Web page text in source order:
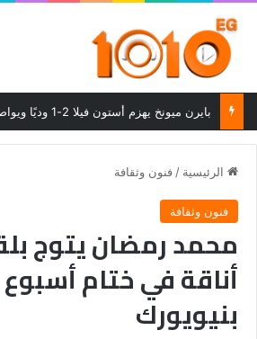
الرئيسية / فنون وثقافة
فنون وثقافة
محمد رمضان يتوج
أناقة في ختام
بنيويورك